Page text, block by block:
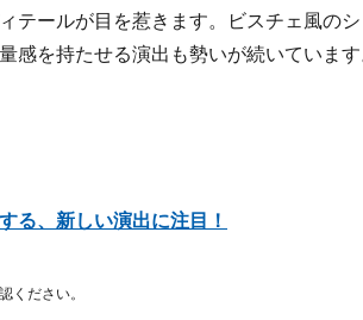
テールが目を惹きます。ビスチェ風の
感を持たせる演出も勢いが続いています
る、新しい演出に注目！
ください。